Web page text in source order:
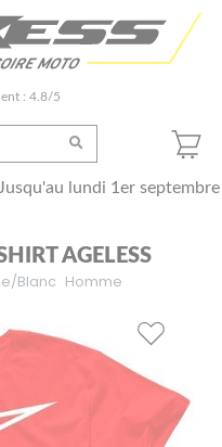
: 4.8/5
lundi 1er septembre
AGELESS
Blanc Homme